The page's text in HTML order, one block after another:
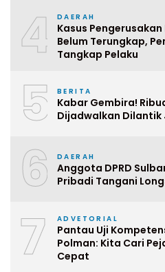
4 DAERAH
Kasus
Belum Terungkap,
Tangkap Pelaku
5 BERITA
Kabar Gembira!
Dijadwalkan Dilantik
6 DAERAH
Anggota DPRD
Pribadi Tangani
7 ADVETORIAL
Pantau Uji
Polman: Kita Cari
Cepat